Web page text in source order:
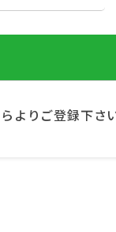
よりご登録下さ